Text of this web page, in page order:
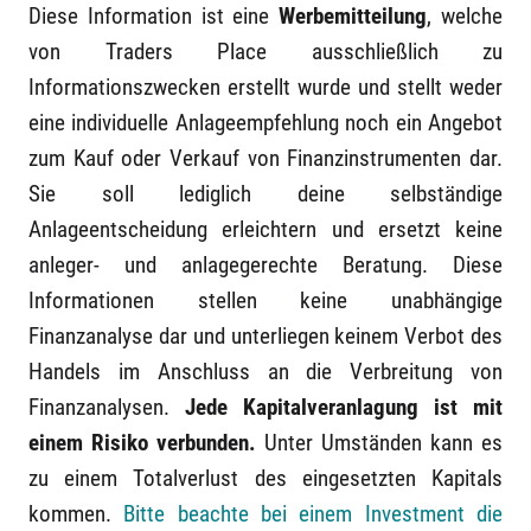
nachträglich die tatsächlich angefallenen Entgelte.
Wir schicken dir den Kosten-Ausweis so schnell wie
möglich nach der Transaktion.
3.Jährlich:Der Ex-Post-Kostenausweis zeigt dir alle
Entgelte und Zuwendungen, die innerhalb eines Jahres
angefallen sind. Du erhältst den Kosten-Ausweis im
Folgejahr für das vergangene Jahr. (Hinweis: Kann
auch zeitverzögert versendet werden)
Was ist ein Depot-Auszug?
Der Depot-Auszug zeigt dir welche Wertpapiere in
welcher Stückzahl oder welcher Nominale und zu
welchem Kurswert in deinem Depot liegen. Du erhältst
den Depot-Auszug vierteljährlich.
Diese Information ist eineWerbemitteilung, welche
von Traders Place ausschließlich zu
Informationszwecken erstellt wurde und stellt weder
eine individuelle Anlageempfehlung noch ein Angebot
zum Kauf oder Verkauf von Finanzinstrumenten dar.
Sie soll lediglich deine selbständige
Anlageentscheidung erleichtern und ersetzt keine
anleger- und anlagegerechte Beratung. Diese
Informationen stellen keine unabhängige
Finanzanalyse dar und unterliegen keinem Verbot des
Handels im Anschluss an die Verbreitung von
Finanzanalysen. Jede Kapitalveranlagung ist mit
einem Risiko verbunden. Unter Umständen kann es
zu einem Totalverlust des eingesetzten Kapitals
kommen. Bitte beachte bei einem Investment die